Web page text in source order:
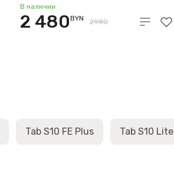
Tab S11 5G SM-X736
12GB/128GB (серый)
В наличии
2 480BYN 2980
Tab S10 FE Plus Tab S10 Lite